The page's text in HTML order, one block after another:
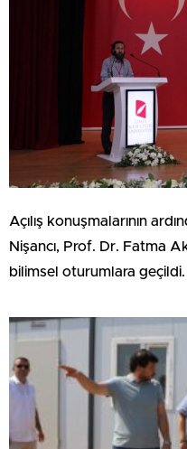
Açılış konuşmalarının
Nişancı, Prof. Dr. Fatma
bilimsel oturumlara geçildi.